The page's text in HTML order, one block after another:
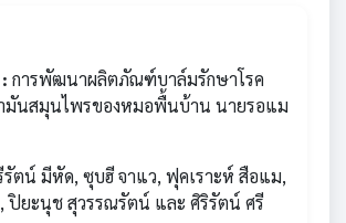
การพัฒนาผลิตภัณฑ์บาล์มรักษาโรค
มันสมุนไพรของหมอพื้นบ้าน นายรอแม
รัตน์ มีหัด, ซุบฮี จาแว, ฟุคเราะห์ สือแม,
ปิยะนุช สุวรรณรัตน์ และ ศิริรัตน์ ศรี